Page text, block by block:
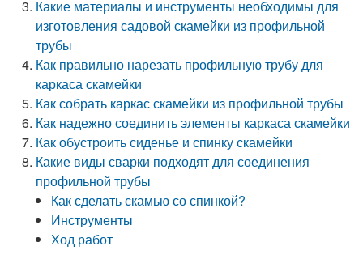
Какие материалы и инструменты необходимы для
изготовления садовой скамейки из профильной
трубы
Как правильно нарезать профильную трубу для
каркаса скамейки
Как собрать каркас скамейки из профильной трубы
Как надежно соединить элементы каркаса скамейки
Как обустроить сиденье и спинку скамейки
Какие виды сварки подходят для соединения
профильной трубы
Как сделать скамью со спинкой?
Инструменты
Ход работ